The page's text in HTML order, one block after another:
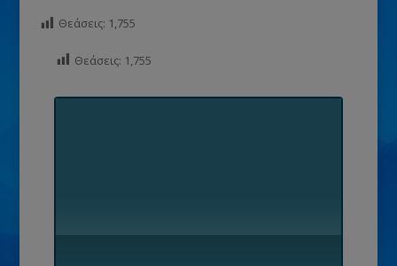
Θεάσεις: 1,755
Θεάσεις: 1,755